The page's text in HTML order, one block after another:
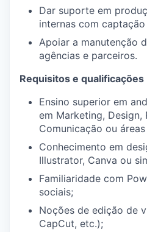
Dar suporte em
internas com
Apoiar a manutenção
agências e parceiros.
Requisitos e qualificações
Ensino superior em
em Marketing, Design,
Comunicação ou
Conhecimento em
Illustrator, Canva ou
Familiaridade com
sociais;
Noções de edição de
CapCut, etc.);